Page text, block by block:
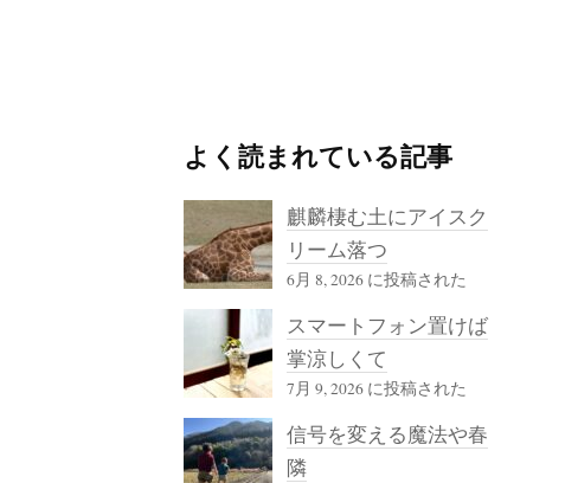
よく読まれている記事
麒麟棲む土にアイスク
リーム落つ
6月 8, 2026 に投稿された
スマートフォン置けば
掌涼しくて
7月 9, 2026 に投稿された
信号を変える魔法や春
隣